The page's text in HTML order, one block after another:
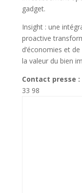
gadget.
Insight : une
proactive
d’économies et
la valeur du bien
Contact presse :
33 98